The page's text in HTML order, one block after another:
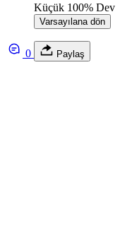
Küçük 100% Dev
Varsayılana dön
0 Paylaş